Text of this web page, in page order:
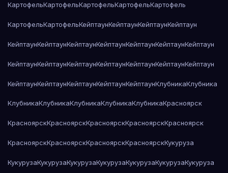
КартофельКартофельКартофельКартофельКартофель
КартофельКартофельКейптаунКейптаунКейптаунКейптаун
КейптаунКейптаунКейптаунКейптаунКейптаунКейптаунКейптаун
КейптаунКейптаунКейптаунКейптаунКейптаунКейптаунКейптаун
КейптаунКейптаунКейптаунКейптаунКейптаунКлубникаКлубника
КлубникаКлубникаКлубникаКлубникаКлубникаКрасноярск
КрасноярскКрасноярскКрасноярскКрасноярскКрасноярск
КрасноярскКрасноярскКрасноярскКрасноярскКукуруза
КукурузаКукурузаКукурузаКукурузаКукурузаКукурузаКукуруза